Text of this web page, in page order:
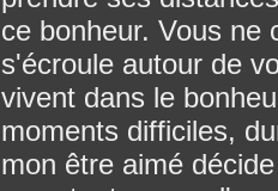
ce bonheur. Vous ne
s'écroule autour de
vivent dans le
moments difficiles,
mon être aimé